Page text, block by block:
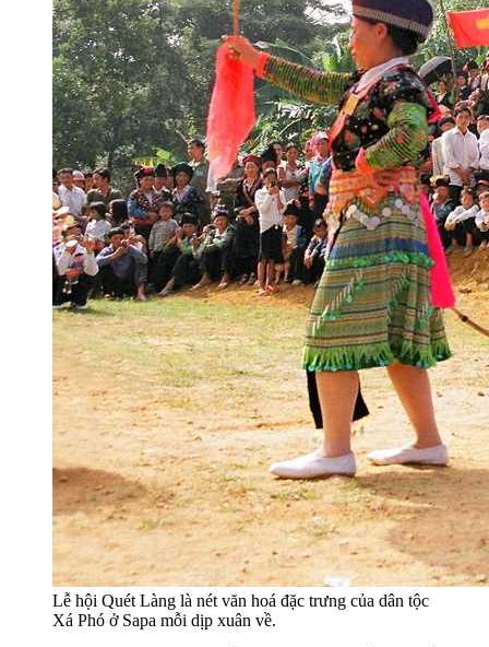
Lễ hội Quét Làng là nét văn hoá đặc trưng của dân tộc
Xá Phó ở Sapa mỗi dịp xuân về.